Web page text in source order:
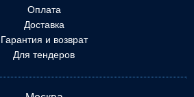
Оплата
Доставка
Гарантия и возврат
Для тендеров